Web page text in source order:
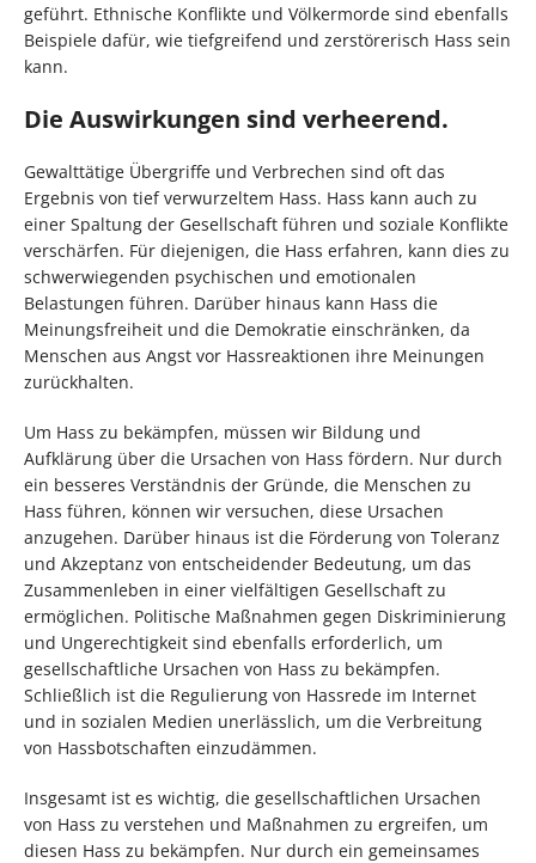
geführt. Ethnische Konflikte und Völkermorde sind ebenfalls
Beispiele dafür, wie tiefgreifend und zerstörerisch Hass sein
kann.
Die Auswirkungen sind verheerend.
Gewalttätige Übergriffe und Verbrechen sind oft das
Ergebnis von tief verwurzeltem Hass. Hass kann auch zu
einer Spaltung der Gesellschaft führen und soziale Konflikte
verschärfen. Für diejenigen, die Hass erfahren, kann dies zu
schwerwiegenden psychischen und emotionalen
Belastungen führen. Darüber hinaus kann Hass die
Meinungsfreiheit und die Demokratie einschränken, da
Menschen aus Angst vor Hassreaktionen ihre Meinungen
zurückhalten.
Um Hass zu bekämpfen, müssen wir Bildung und
Aufklärung über die Ursachen von Hass fördern. Nur durch
ein besseres Verständnis der Gründe, die Menschen zu
Hass führen, können wir versuchen, diese Ursachen
anzugehen. Darüber hinaus ist die Förderung von Toleranz
und Akzeptanz von entscheidender Bedeutung, um das
Zusammenleben in einer vielfältigen Gesellschaft zu
ermöglichen. Politische Maßnahmen gegen Diskriminierung
und Ungerechtigkeit sind ebenfalls erforderlich, um
gesellschaftliche Ursachen von Hass zu bekämpfen.
Schließlich ist die Regulierung von Hassrede im Internet
und in sozialen Medien unerlässlich, um die Verbreitung
von Hassbotschaften einzudämmen.
Insgesamt ist es wichtig, die gesellschaftlichen Ursachen
von Hass zu verstehen und Maßnahmen zu ergreifen, um
diesen Hass zu bekämpfen. Nur durch ein gemeinsames